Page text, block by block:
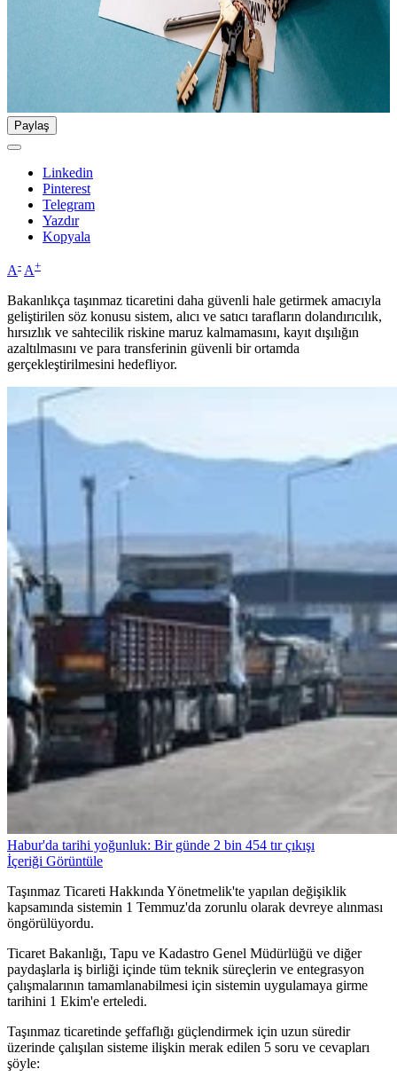
Paylaş
Linkedin
Pinterest
Telegram
Yazdır
Kopyala
A- A+
Bakanlıkça taşınmaz ticaretini daha güvenli hale getirmek amacıyla
geliştirilen söz konusu sistem, alıcı ve satıcı tarafların dolandırıcılık,
hırsızlık ve sahtecilik riskine maruz kalmamasını, kayıt dışılığın
azaltılmasını ve para transferinin güvenli bir ortamda
gerçekleştirilmesini hedefliyor.
Habur'da tarihi yoğunluk: Bir günde 2 bin 454 tır çıkışı
İçeriği Görüntüle
Taşınmaz Ticareti Hakkında Yönetmelik'te yapılan değişiklik
kapsamında sistemin 1 Temmuz'da zorunlu olarak devreye alınması
öngörülüyordu.
Ticaret Bakanlığı, Tapu ve Kadastro Genel Müdürlüğü ve diğer
paydaşlarla iş birliği içinde tüm teknik süreçlerin ve entegrasyon
çalışmalarının tamamlanabilmesi için sistemin uygulamaya girme
tarihini 1 Ekim'e erteledi.
Taşınmaz ticaretinde şeffaflığı güçlendirmek için uzun süredir
üzerinde çalışılan sisteme ilişkin merak edilen 5 soru ve cevapları
şöyle: